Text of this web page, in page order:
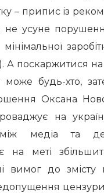
– припис із
не усуне
А поскаржитися
може будь-хто,
Оксана
на
медіа та
на меті
вимог до змісту